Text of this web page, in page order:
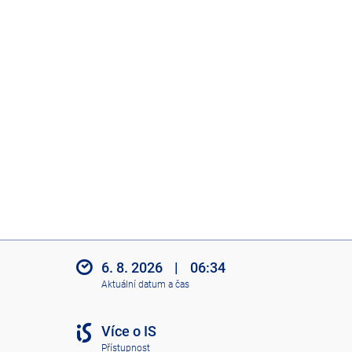
6. 8. 2026 | 06:34
Aktuální datum a čas
Více o IS
Přístupnost